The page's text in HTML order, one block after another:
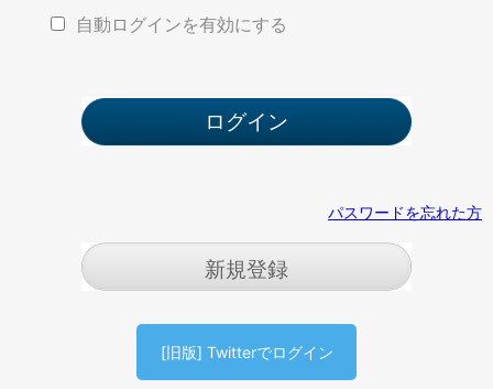
自動ログインを有効にする
パスワードを忘れた方
新規登録
[旧版] Twitterでログイン